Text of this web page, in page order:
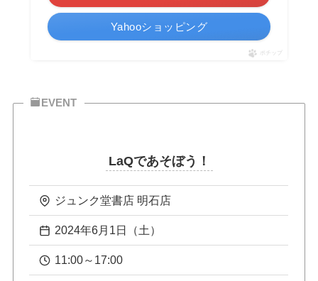
Yahooショッピング
ポチップ
EVENT
LaQであそぼう！
ジュンク堂書店 明石店
2024年6月1日（土）
11:00～17:00